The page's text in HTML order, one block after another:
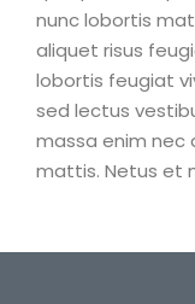
nunc lobortis
aliquet risus
lobortis feugiat
sed lectus
massa enim nec
mattis. Netus et